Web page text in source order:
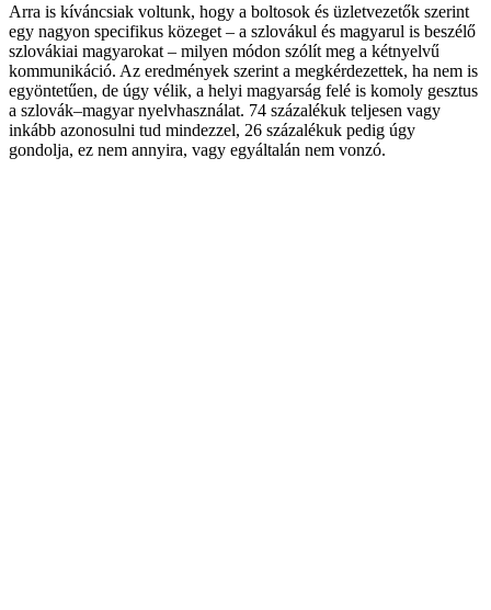
Arra is kíváncsiak voltunk, hogy a boltosok és üzletvezetők szerint
egy nagyon specifikus közeget – a szlovákul és magyarul is beszélő
szlovákiai magyarokat – milyen módon szólít meg a kétnyelvű
kommunikáció. Az eredmények szerint a megkérdezettek, ha nem is
egyöntetűen, de úgy vélik, a helyi magyarság felé is komoly gesztus
a szlovák–magyar nyelvhasználat. 74 százalékuk teljesen vagy
inkább azonosulni tud mindezzel, 26 százalékuk pedig úgy
gondolja, ez nem annyira, vagy egyáltalán nem vonzó.